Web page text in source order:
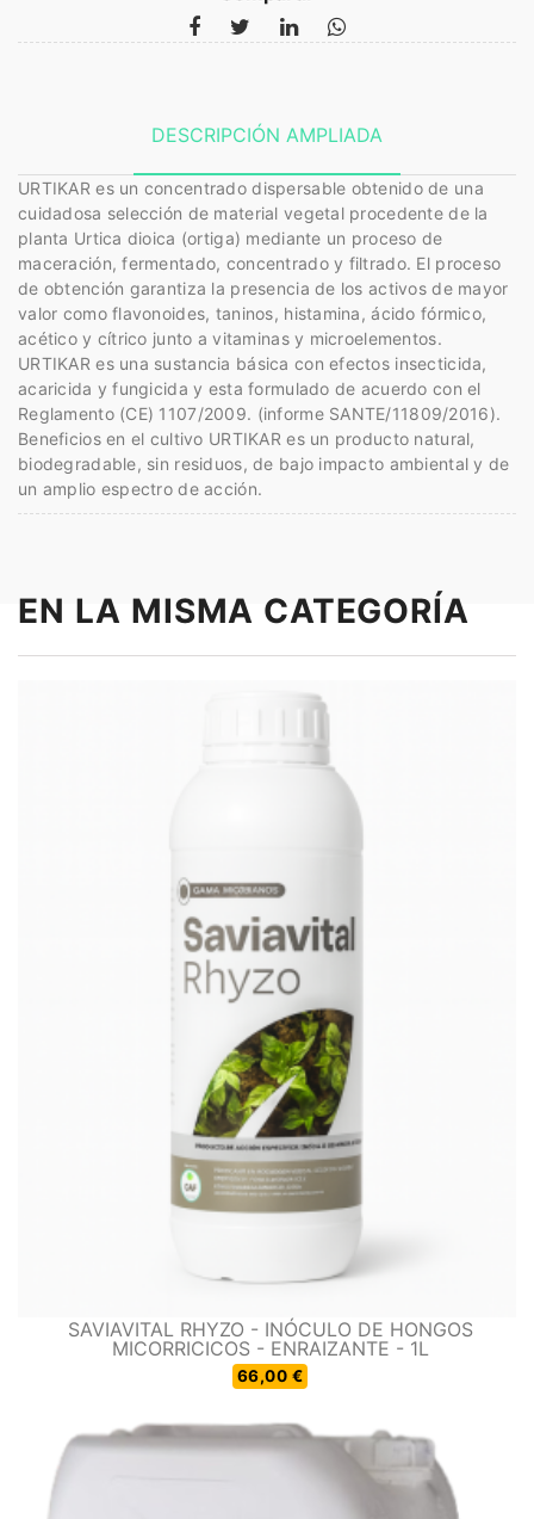
DESCRIPCIÓN AMPLIADA
URTIKAR es un concentrado dispersable obtenido de una
cuidadosa selección de material vegetal procedente de la
planta Urtica dioica (ortiga) mediante un proceso de
maceración, fermentado, concentrado y filtrado. El proceso
de obtención garantiza la presencia de los activos de mayor
valor como flavonoides, taninos, histamina, ácido fórmico,
acético y cítrico junto a vitaminas y microelementos.
URTIKAR es una sustancia básica con efectos insecticida,
acaricida y fungicida y esta formulado de acuerdo con el
Reglamento (CE) 1107/2009. (informe SANTE/11809/2016).
Beneficios en el cultivo URTIKAR es un producto natural,
biodegradable, sin residuos, de bajo impacto ambiental y de
un amplio espectro de acción.
EN LA MISMA CATEGORÍA
SAVIAVITAL RHYZO - INÓCULO DE HONGOS
MICORRICICOS - ENRAIZANTE - 1L
66,00 €